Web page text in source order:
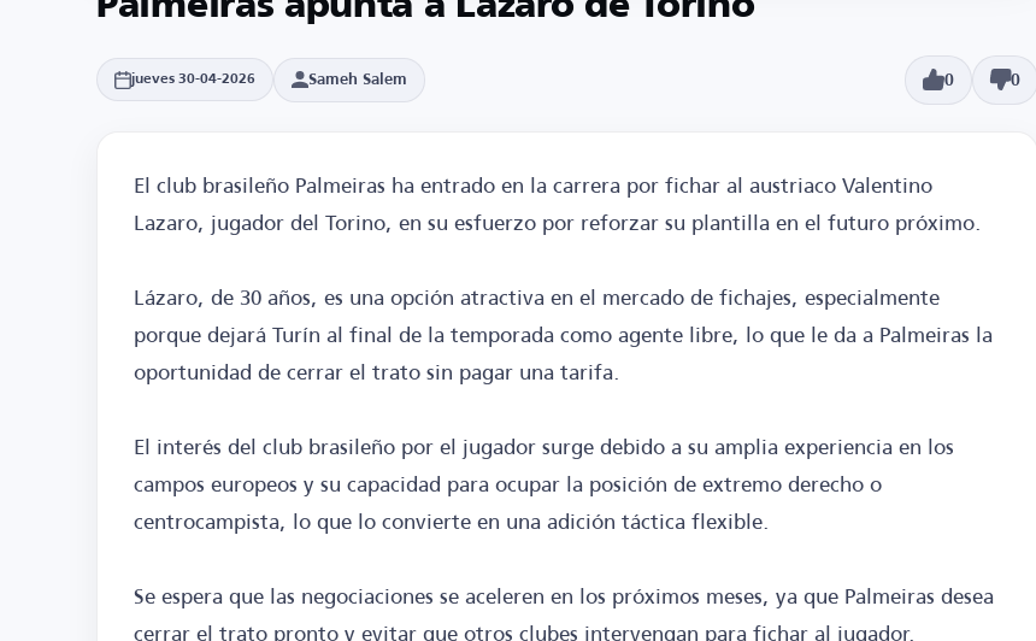
jueves 30-04-2026 Sameh Salem 0 0
El club brasileño Palmeiras ha entrado en la carrera por fichar al austriaco Valentino
Lazaro, jugador del Torino, en su esfuerzo por reforzar su plantilla en el futuro próximo.
Lázaro, de 30 años, es una opción atractiva en el mercado de fichajes, especialmente
porque dejará Turín al final de la temporada como agente libre, lo que le da a Palmeiras la
oportunidad de cerrar el trato sin pagar una tarifa.
El interés del club brasileño por el jugador surge debido a su amplia experiencia en los
campos europeos y su capacidad para ocupar la posición de extremo derecho o
centrocampista, lo que lo convierte en una adición táctica flexible.
Se espera que las negociaciones se aceleren en los próximos meses, ya que Palmeiras desea
cerrar el trato pronto y evitar que otros clubes intervengan para fichar al jugador.